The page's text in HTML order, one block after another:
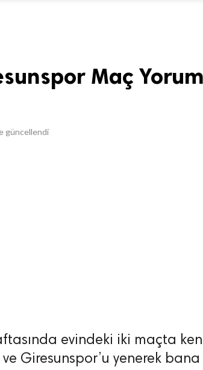
Maç
güncellendi
evindeki iki maçta
Giresunspor’u yenerek